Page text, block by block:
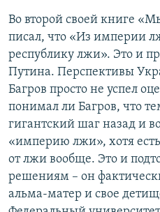
Во второй своей книге
писал, что «Из империи
республику лжи». Это и
Путина. Перспективы
Багров просто не успел
понимал ли Багров, что
гигантский шаг назад и
«империю лжи», хотя
от лжи вообще. Это и
решениям – он
альма-матер и свое